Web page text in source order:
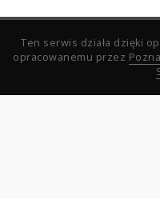
Ten serwis działa dzięki
opracowanemu przez